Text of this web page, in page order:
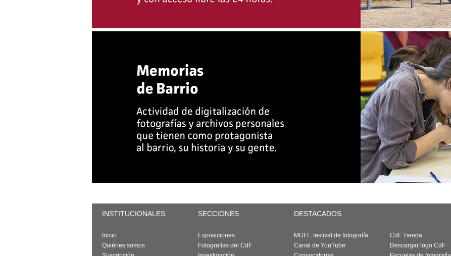
INSTITUCIONALES SECCIONES DESTACADOS
Inicio
Quiénes somos
Exposiciones
Fotografías del CdF
MUFF, festival de fotografía
Canal de YouTube
CdF Tienda
Descargar logo CdF